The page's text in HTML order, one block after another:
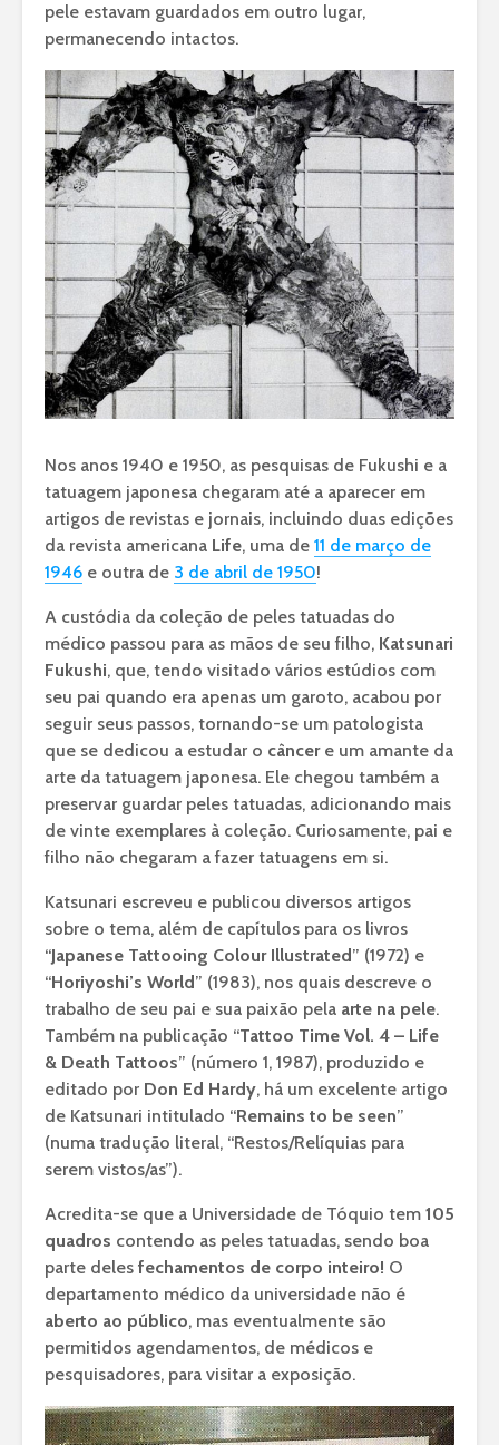
pele estavam guardados em outro lugar,
permanecendo intactos.
Nos anos 1940 e 1950, as pesquisas de Fukushi e a
tatuagem japonesa chegaram até a aparecer em
artigos de revistas e jornais, incluindo duas edições
da revista americana Life, uma de 11 de março de
1946 e outra de 3 de abril de 1950!
A custódia da coleção de peles tatuadas do
médico passou para as mãos de seu filho, Katsunari
Fukushi, que, tendo visitado vários estúdios com
seu pai quando era apenas um garoto, acabou por
seguir seus passos, tornando-se um patologista
que se dedicou a estudar o câncere um amante da
arte da tatuagem japonesa. Ele chegou também a
preservar guardar peles tatuadas, adicionando mais
de vinte exemplares à coleção. Curiosamente, pai e
filho não chegaram a fazer tatuagens em si.
Katsunari escreveu e publicou diversos artigos
sobre o tema, além de capítulos para os livros
“Japanese Tattooing Colour Illustrated” (1972) e
“Horiyoshi’s World” (1983), nos quais descreve o
trabalho de seu pai e sua paixão pela arte na pele.
Também na publicação “Tattoo Time Vol. 4 – Life
& Death Tattoos” (número 1, 1987), produzido e
editado por Don Ed Hardy, há um excelente artigo
de Katsunari intitulado “Remains to be seen”
(numa tradução literal, “Restos/Relíquias para
serem vistos/as”).
Acredita-se que a Universidade de Tóquio tem 105
quadros contendo as peles tatuadas, sendo boa
parte deles fechamentos de corpo inteiro! O
departamento médico da universidade não é
aberto ao público, mas eventualmente são
permitidos agendamentos, de médicos e
pesquisadores, para visitar a exposição.